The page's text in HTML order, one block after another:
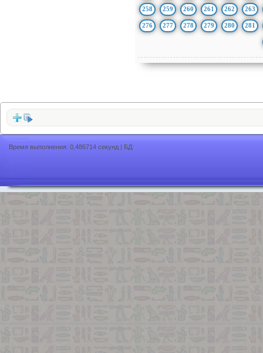
258 259 260 261 262 263
276 277 278 279 280 281
Время выполнения: 0,486714 секунд | БД: